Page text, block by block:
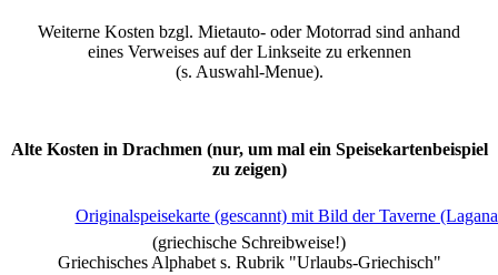
Weiterne Kosten bzgl. Mietauto- oder Motorrad sind anhand
eines Verweises auf der Linkseite zu erkennen
(s. Auswahl-Menue).
Alte Kosten in Drachmen (nur, um mal ein Speisekartenbeispiel
zu zeigen)
Originalspeisekarte (gescannt) mit Bild der Taverne
(griechische Schreibweise!)
Griechisches Alphabet s. Rubrik "Urlaubs-Griechisch"